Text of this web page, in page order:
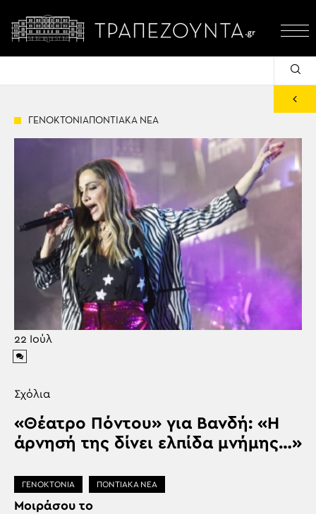
ΓΕΝΟΚΤΟΝΙΑΠΟΝΤΙΑΚΑ ΝΕΑ
22 Ιούλ
Σχόλια
«Θέατρο Πόντου» για Βανδή: «Η
άρνησή της δίνει ελπίδα μνήμης…»
ΓΕΝΟΚΤΟΝΙΑ ΠΟΝΤΙΑΚΑ ΝΕΑ
Μοιράσου το